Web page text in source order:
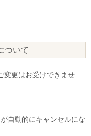
ついて
変更はお受けできませ
自動的にキャンセルにな